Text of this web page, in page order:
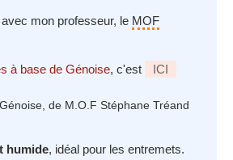
mon professeur, le MOF
à base de Génoise, c'est ICI
humide, idéal pour les entremets.